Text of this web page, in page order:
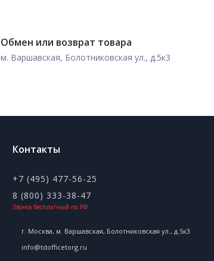
Обмен или возврат товара
м. Варшавская, Болотниковская ул., д.5к3
Контакты
+7 (495) 477-56-25
8 (800) 333-38-47
Звонок бесплатный по РФ
г. Москва, м. Варшавская, Болотниковская ул., д.5к3
info@tdofficetorg.ru